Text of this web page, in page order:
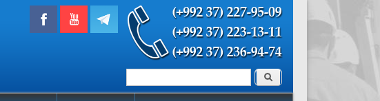
Форма поиска Поиск